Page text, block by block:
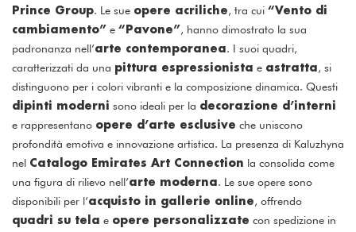
Prince Group. Le sue opere acriliche, tra cui “Vento di
cambiamento” e “Pavone”, hanno dimostrato la sua
padronanza nell’arte contemporanea. I suoi quadri,
caratterizzati da una pittura espressionista e astratta, si
distinguono per i colori vibranti e la composizione dinamica. Questi
dipinti moderni sono ideali per la decorazione d’interni
e rappresentano opere d’arte esclusive che uniscono
profondità emotiva e innovazione artistica. La presenza di Kaluzhyna
nel Catalogo Emirates Art Connection la consolida come
una figura di rilievo nell’arte moderna. Le sue opere sono
disponibili per l’acquisto in gallerie online, offrendo
quadri su tela e opere personalizzate con spedizione in